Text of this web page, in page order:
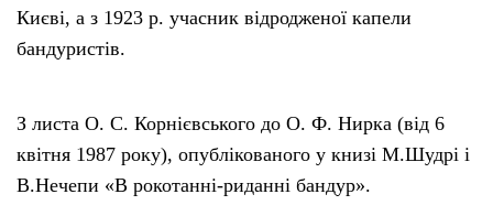
Києві, а з 1923 р. учасник відродженої капели
бандуристів.
З листа О. С. Корнієвського до О. Ф. Нирка (від 6
квітня 1987 року), опублікованого у книзі М.Шудрі і
В.Нечепи «В рокотанні-риданні бандур».